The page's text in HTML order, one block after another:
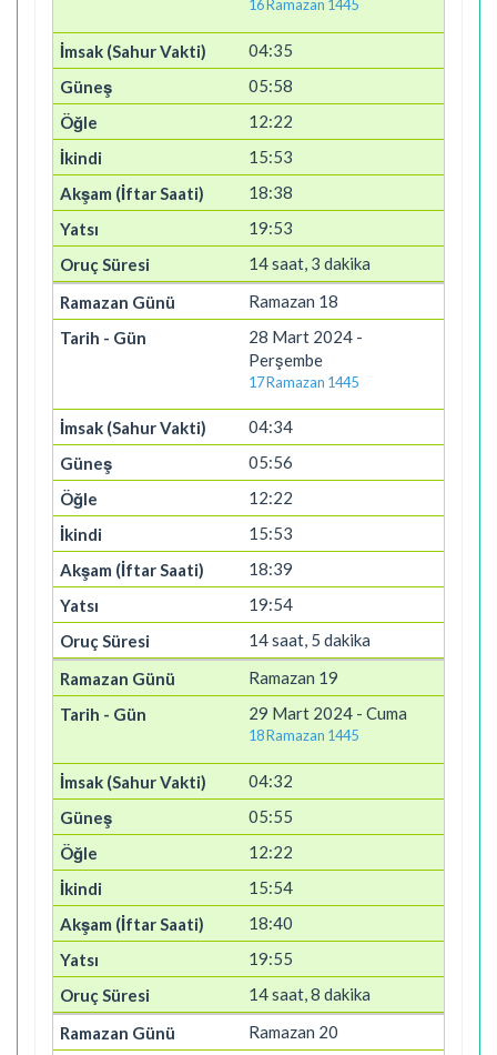
16 Ramazan 1445
04:35
05:58
12:22
15:53
18:38
19:53
14 saat, 3 dakika
Ramazan 18
28 Mart 2024 -
Perşembe
17 Ramazan 1445
04:34
05:56
12:22
15:53
18:39
19:54
14 saat, 5 dakika
Ramazan 19
29 Mart 2024 - Cuma
18 Ramazan 1445
04:32
05:55
12:22
15:54
18:40
19:55
14 saat, 8 dakika
Ramazan 20